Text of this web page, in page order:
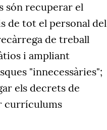
són recuperar el
de tot el personal del
de treball
i ampliant
"innecessàries";
els decrets de
currículums